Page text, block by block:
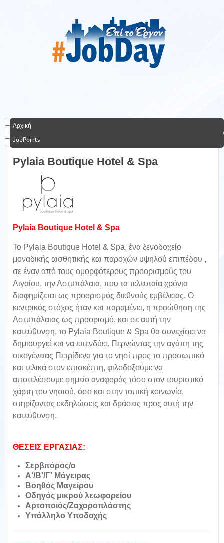
Αρχική
JobPoints
Pylaia Boutique Hotel & Spa
Pylaia Boutique Hotel & Spa
Το Pylaia Boutique Hotel & Spa, ένα ξενοδοχείο
μοναδικής αισθητικής και παροχών υψηλού επιπέδου ,
σε έναν από τους ομορφότερους προορισμούς του
Αιγαίου, την Αστυπάλαια, που τα τελευταία χρόνια
διαφημίζεται ως προορισμός διεθνούς εμβέλειας. Ο
κεντρικός στόχος ήταν και παραμένει, η προώθηση της
Αστυπάλαιας ως προορισμό, και σε αυτή την
κατεύθυνση, το Pylaia Boutique & Spa θα συνεχίσει να
δημιουργεί και να επενδύει. Περνώντας την αγάπη της
οικογένειας Πετρίδενα για το νησί προς το προσωπικό
και τελικά στον επισκέπτη, φιλοδοξούμε να
αποτελέσουμε σημείο αναφοράς τόσο στον τουριστικό
χάρτη του νησιού, όσο και στην τοπική κοινωνία,
στηρίζοντας εκδηλώσεις και δράσεις προς αυτή την
κατεύθυνση.
ΘΕΣΕΙΣ ΕΡΓΑΣΙΑΣ:
Σερβιτόρος/α
Α'/Β'/Γ' Μάγειρας
Βοηθός Μαγείρου
Οδηγός μικρού λεωφορείου
Αρτοποιός/Ζαχαροπλάστης
Υπάλληλο Υποδοχής